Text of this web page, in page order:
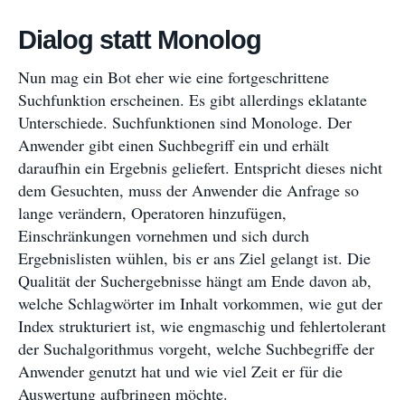
Dialog statt Monolog
Nun mag ein Bot eher wie eine fortgeschrittene
Suchfunktion erscheinen. Es gibt allerdings eklatante
Unterschiede. Suchfunktionen sind Monologe. Der
Anwender gibt einen Suchbegriff ein und erhält
daraufhin ein Ergebnis geliefert. Entspricht dieses nicht
dem Gesuchten, muss der Anwender die Anfrage so
lange verändern, Operatoren hinzufügen,
Einschränkungen vornehmen und sich durch
Ergebnislisten wühlen, bis er ans Ziel gelangt ist. Die
Qualität der Suchergebnisse hängt am Ende davon ab,
welche Schlagwörter im Inhalt vorkommen, wie gut der
Index strukturiert ist, wie engmaschig und fehlertolerant
der Suchalgorithmus vorgeht, welche Suchbegriffe der
Anwender genutzt hat und wie viel Zeit er für die
Auswertung aufbringen möchte.